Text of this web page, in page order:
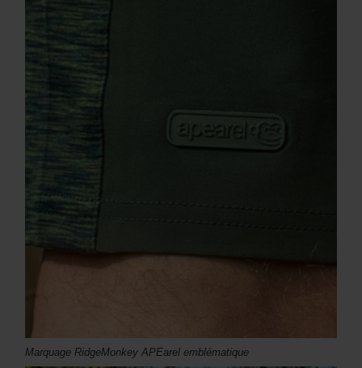
Marquage RidgeMonkey APEarel emblématique